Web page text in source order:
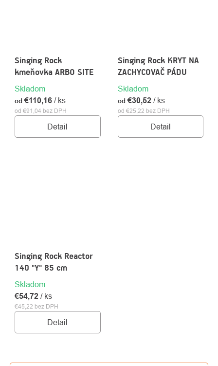
Singing Rock
kmeňovka ARBO SITE
Skladom
od €91,04 bez DPH
od €110,16 / ks
Detail
Singing Rock KRYT NA
ZACHYCOVAČ PÁDU
Skladom
od €25,22 bez DPH
od €30,52 / ks
Detail
Singing Rock Reactor
140 "Y" 85 cm
Skladom
€45,22 bez DPH
€54,72 / ks
Detail